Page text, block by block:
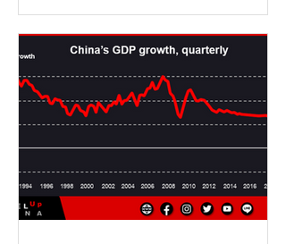
ว่า เกมหงอคง) ไม่ได้เลย...